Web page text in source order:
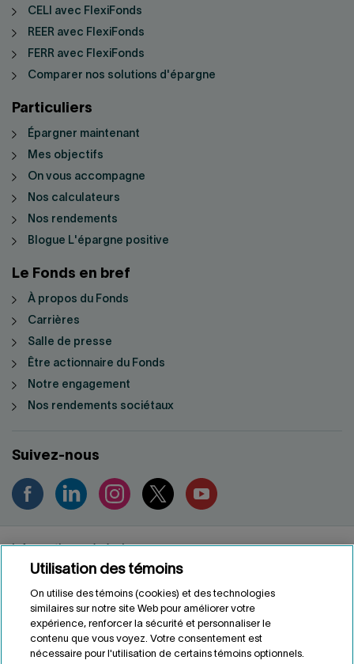
CELI avec FlexiFonds
REER avec FlexiFonds
FERR avec FlexiFonds
Comparer nos solutions d'épargne
Particuliers
Épargner maintenant
Mes objectifs
On vous accompagne
Nos calculateurs
Nos rendements
Blogue L'épargne positive
Le Fonds en bref
À propos du Fonds
Carrières
Salle de presse
Être actionnaire du Fonds
Notre engagement
Nos rendements sociétaux
Suivez-nous
Informations générales
Renseignements personnels
Conditions d'utilisation
Accessibilité
Personnaliser les témoins
Utilisation des témoins
On utilise des témoins (cookies) et des technologies
similaires sur notre site Web pour améliorer votre
expérience, renforcer la sécurité et personnaliser le
contenu que vous voyez. Votre consentement est
nécessaire pour l'utilisation de certains témoins optionnels.